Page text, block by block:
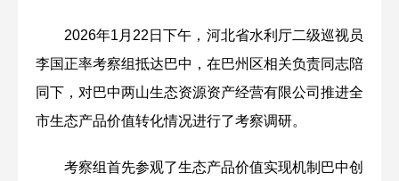
2026年1月22日下午，河北省水利厅二级巡视员
李国正率考察组抵达巴中，在巴州区相关负责同志陪
同下，对巴中两山生态资源资产经营有限公司推进全
市生态产品价值转化情况进行了考察调研。
考察组首先参观了生态产品价值实现机制巴中创